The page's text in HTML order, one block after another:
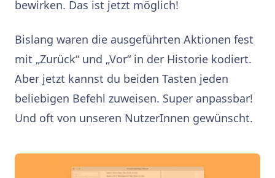
bewirken. Das ist jetzt möglich!
Bislang waren die ausgeführten Aktionen fest
mit „Zurück“ und „Vor“ in der Historie kodiert.
Aber jetzt kannst du beiden Tasten jeden
beliebigen Befehl zuweisen. Super anpassbar!
Und oft von unseren NutzerInnen gewünscht.